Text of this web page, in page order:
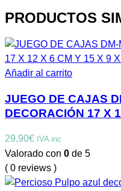
PRODUCTOS
Añadir al carrito
JUEGO DE CAJAS
DECORACIÓN 17 X
29,90€ IVA inc
Valorado con 0 de 5
( 0 reviews )